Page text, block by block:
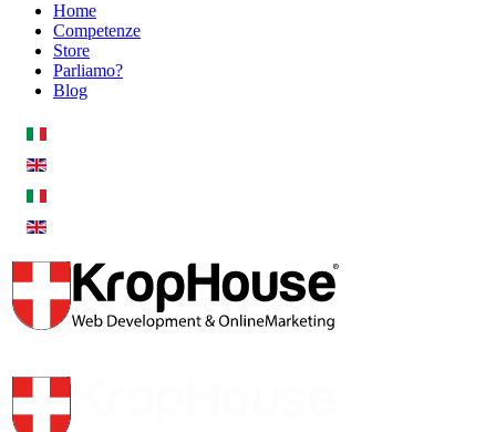
Home
Competenze
Store
Parliamo?
Blog